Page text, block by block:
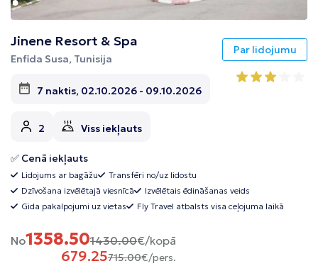
Jinene Resort & Spa
Enfida Susa, Tunisija
7 naktis, 02.10.2026 - 09.10.2026
2 Viss iekļauts
✅ Cenā iekļauts
Lidojums ar bagāžu
Transfēri no/uz lidostu
Dzīvošana izvēlētajā viesnīcā
Izvēlētais ēdināšanas veids
Gida pakalpojumi uz vietas
Fly Travel atbalsts visa ceļojuma laikā
Par lidojumu
No1358.501430.00€/kopā
679.25715.00€/pers.